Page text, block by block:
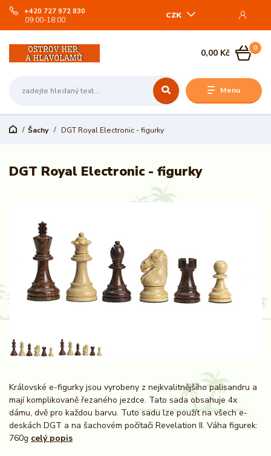
Menu
CZK
+420 727 972 830
09:00-18:00
0
0,00 Kč
Šachy DGT Royal Electronic - figurky
DGT Royal Electronic - figurky
Královské e-figurky jsou vyrobeny z nejkvalitnějšího palisandru a
mají komplikovaně řezaného jezdce. Tato sada obsahuje 4x
dámu, dvě pro každou barvu. Tuto sadu lze použít na všech e-
deskách DGT a na šachovém počítači Revelation II. Váha figurek:
760g celý popis